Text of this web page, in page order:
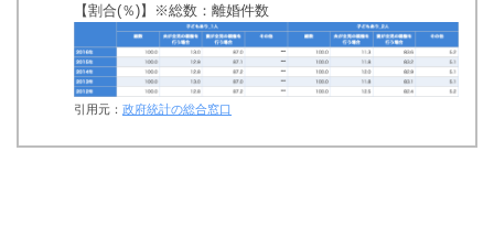
【割合(％)】※総数：離婚件数
引用元： 政府統計の総合窓口